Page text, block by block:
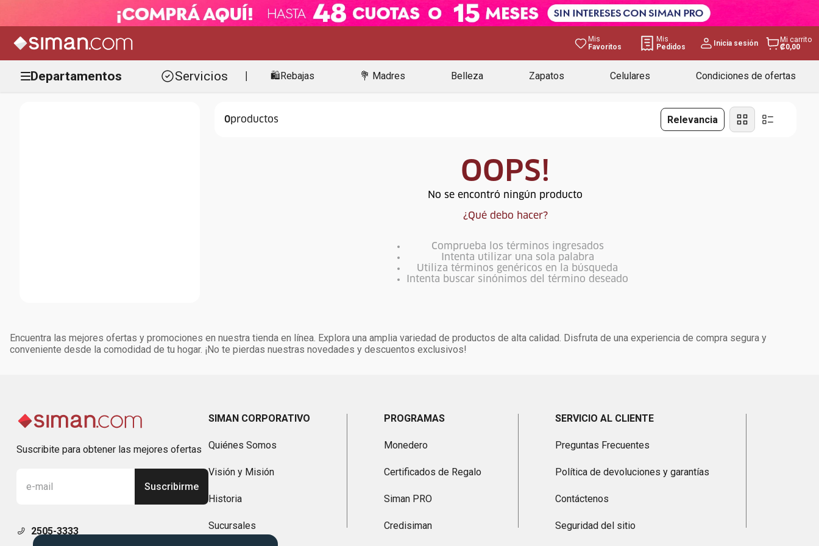
Mis
Favoritos
Mis
Pedidos
Inicia sesión
Mi carrito
₡0,00
Departamentos Servicios 🛍️Rebajas 💐 Madres Belleza Zapatos Celulares Condiciones de ofertas
0 Relevancia
OOPS!
No se encontró ningún producto
¿Qué debo hacer?
Comprueba los términos ingresados
Intenta utilizar una sola palabra
Utiliza términos genéricos en la búsqueda
Intenta buscar sinónimos del término deseado
Encuentra las mejores ofertas y promociones en nuestra tienda en línea. Explora una amplia variedad de productos de alta calidad. Disfruta de una experiencia de compra segura y
conveniente desde la comodidad de tu hogar. ¡No te pierdas nuestras novedades y descuentos exclusivos!
Suscribite para obtener las mejores ofertas
Suscribirme
2505-3333
SIMAN CORPORATIVO
Quiénes Somos
Visión y Misión
Historia
Sucursales
PROGRAMAS
Monedero
Certificados de Regalo
Siman PRO
Credisiman
SERVICIO AL CLIENTE
Preguntas Frecuentes
Política de devoluciones y garantías
Contáctenos
Seguridad del sitio